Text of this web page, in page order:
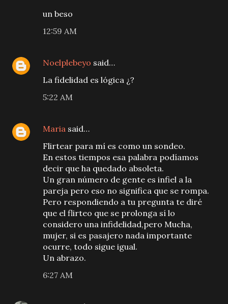
un beso
12:59 AM
Noelplebeyo said…
La fidelidad es lógica ¿?
5:22 AM
Maria said…
Flirtear para mí es como un sondeo.
En estos tiempos esa palabra podíamos
decir que ha quedado absoleta.
Un gran número de gente es infiel a la
pareja pero eso no significa que se rompa.
Pero respondiendo a tu pregunta te diré
que el flirteo que se prolonga sí lo
considero una infidelidad,pero Mucha,
mujer, si es pasajero nada importante
ocurre, todo sigue igual.
Un abrazo.
6:27 AM